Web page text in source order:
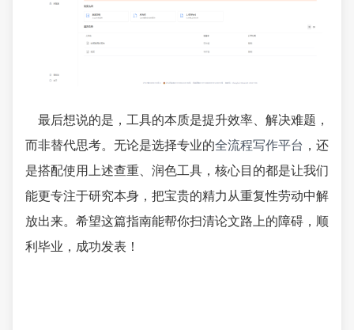
最后想说的是，工具的本质是提升效率、解决难题，
而非替代思考。无论是选择专业的全流程写作平台 ，还
是搭配使用上述查重、润色工具，核心目的都是让我们
能更专注于研究本身，把宝贵的精力从重复性劳动中解
放出来。希望这篇指南能帮你扫清论文路上的障碍，顺
利毕业，成功发表！